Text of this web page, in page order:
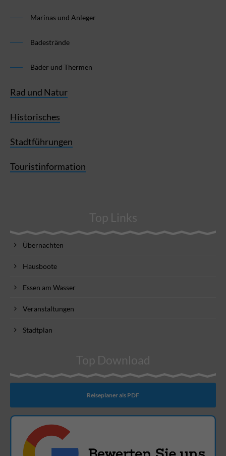
Marinas und Anleger
Badestrände
Bäder und Thermen
Rad und Natur
Historisches
Stadtführungen
Touristinformation
Top Links
Übernachten
Hausboote
Essen am Wasser
Veranstaltungen
Stadtplan
Top Download
Reiseplaner als PDF